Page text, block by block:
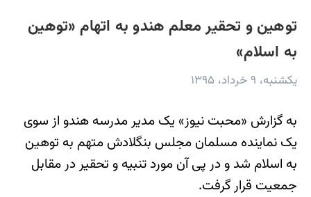
توهین و تحقیر معلم هندو به اتهام «توهین
به اسلام»
یکشنبه، ۹ خرداد، ۱۳۹۵
به گزارش «محبت نيوز» یک مدیر مدرسه هندو از سوی
یک نماینده مسلمان مجلس بنگلادش متهم به توهین
به اسلام شد و در پی آن مورد تنبیه و تحقیر در مقابل
جمعیت قرار گرفت.